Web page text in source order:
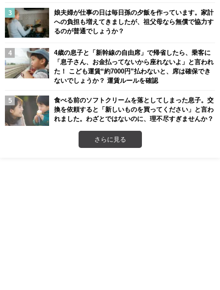
娘夫婦が仕事の日は毎日孫の夕飯を作っています。家計
への負担も増えてきましたが、祖父母なら無償で協力す
るのが普通でしょうか？
4歳の息子と「新幹線の自由席」で帰省したら、乗客に
「息子さん、お金払ってないから座れないよ」と言われ
た！ こども運賃“約7000円”払わないと、席は確保でき
ないでしょうか？ 運賃ルールを確認
食べる前のソフトクリームを落としてしまった息子。交
換を依頼すると「新しいものを買ってください」と言わ
れました。わざとではないのに、理不尽すぎませんか？
さらに見る